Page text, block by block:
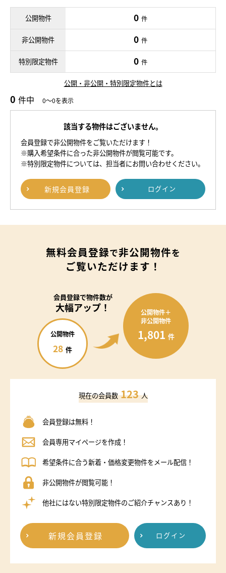
公開物件 0 件
非公開物件 0 件
特別限定物件 0 件
公開・非公開・特別限定物件とは
0 件中 0～0を表示
該当する物件はございません。
会員登録で非公開物件をご覧いただけます！
※購入希望条件に合った非公開物件が閲覧可能です。
※特別限定物件については、担当者にお問い合わせください。
新規会員登録 ログイン
無料会員登録で非公開物件を
ご覧いただけます！
会員登録で物件数が
大幅アップ！
公開物件
28 件
公開物件＋
非公開物件
1,801 件
現在の会員数 123 人
会員登録は無料！
会員専用マイページを作成！
希望条件に合う新着・価格変更物件をメール配信！
非公開物件が閲覧可能！
他社にはない特別限定物件のご紹介チャンスあり！
新規会員登録 ログイン